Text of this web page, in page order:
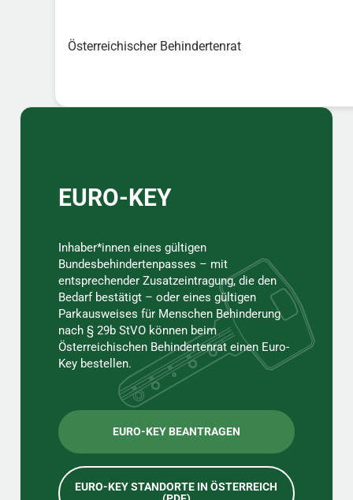
Österreichischer Behindertenrat
Sidebar
EURO-KEY
Inhaber*innen eines gültigen
Bundesbehindertenpasses – mit
entsprechender Zusatzeintragung, die den
Bedarf bestätigt – oder eines gültigen
Parkausweises für Menschen Behinderung
nach § 29b StVO können beim
Österreichischen Behindertenrat einen Euro-
Key bestellen.
EURO-KEY BEANTRAGEN
EURO-KEY STANDORTE IN ÖSTERREICH